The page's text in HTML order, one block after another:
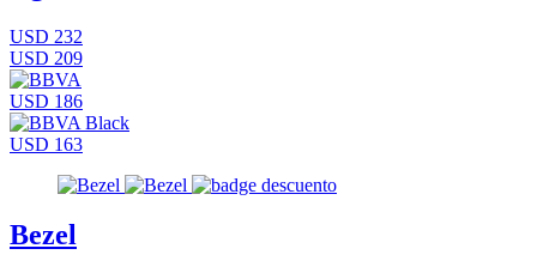
USD 232
USD 209
USD 186
USD 163
Bezel